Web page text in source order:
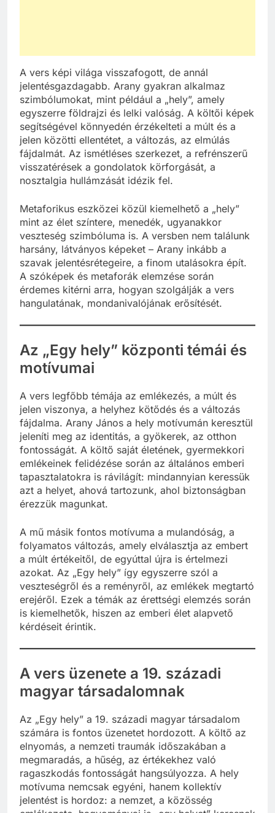
A vers képi világa visszafogott, de annál
jelentésgazdagabb. Arany gyakran alkalmaz
szimbólumokat, mint például a „hely”, amely
egyszerre földrajzi és lelki valóság. A költői képek
segítségével könnyedén érzékelteti a múlt és a
jelen közötti ellentétet, a változás, az elmúlás
fájdalmát. Az ismétléses szerkezet, a refrénszerű
visszatérések a gondolatok körforgását, a
nosztalgia hullámzását idézik fel.
Metaforikus eszközei közül kiemelhető a „hely”
mint az élet színtere, menedék, ugyanakkor
veszteség szimbóluma is. A versben nem találunk
harsány, látványos képeket – Arany inkább a
szavak jelentésrétegeire, a finom utalásokra épít.
A szóképek és metaforák elemzése során
érdemes kitérni arra, hogyan szolgálják a vers
hangulatának, mondanivalójának erősítését.
Az „Egy hely” központi témái és
motívumai
A vers legfőbb témája az emlékezés, a múlt és
jelen viszonya, a helyhez kötődés és a változás
fájdalma. Arany János a hely motívumán keresztül
jeleníti meg az identitás, a gyökerek, az otthon
fontosságát. A költő saját életének, gyermekkori
emlékeinek felidézése során az általános emberi
tapasztalatokra is rávilágít: mindannyian keressük
azt a helyet, ahová tartozunk, ahol biztonságban
érezzük magunkat.
A mű másik fontos motívuma a mulandóság, a
folyamatos változás, amely elválasztja az embert
a múlt értékeitől, de egyúttal újra is értelmezi
azokat. Az „Egy hely” így egyszerre szól a
veszteségről és a reményről, az emlékek megtartó
erejéről. Ezek a témák az érettségi elemzés során
is kiemelhetők, hiszen az emberi élet alapvető
kérdéseit érintik.
A vers üzenete a 19. századi
magyar társadalomnak
Az „Egy hely” a 19. századi magyar társadalom
számára is fontos üzenetet hordozott. A költő az
elnyomás, a nemzeti traumák időszakában a
megmaradás, a hűség, az értékekhez való
ragaszkodás fontosságát hangsúlyozza. A hely
motívuma nemcsak egyéni, hanem kollektív
jelentést is hordoz: a nemzet, a közösség